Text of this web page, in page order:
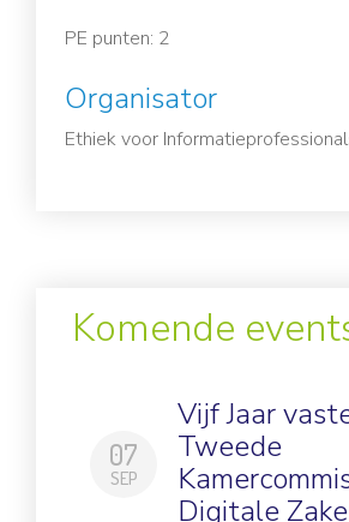
PE punten: 2
Organisator
Ethiek voor
Komende
07
SEP
Vijf Jaar
Tweede
Digitale